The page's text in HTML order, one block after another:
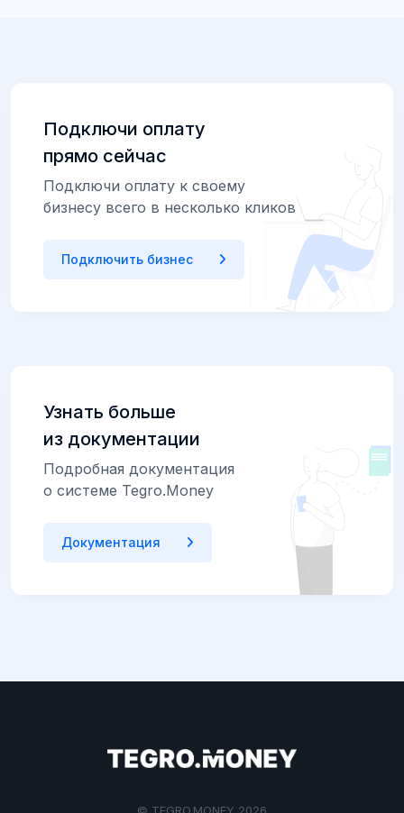
Подключи оплату
прямо сейчас
Подключи оплату к своему
бизнесу всего в несколько кликов
Подключить бизнес
Узнать больше
из документации
Подробная документация
о системе Tegro.Money
Документация